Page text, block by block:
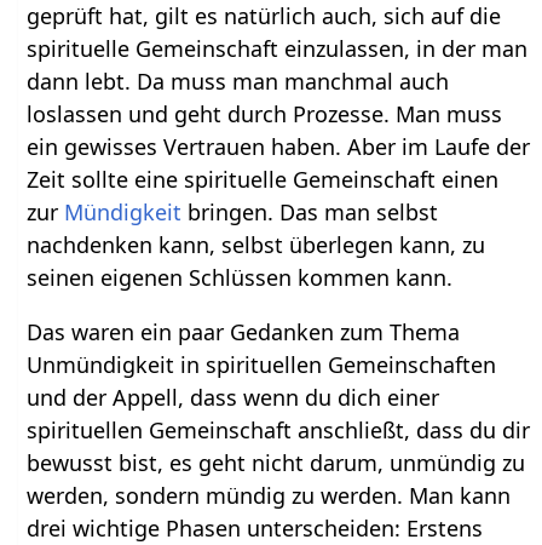
geprüft hat, gilt es natürlich auch, sich auf die
spirituelle Gemeinschaft einzulassen, in der man
dann lebt. Da muss man manchmal auch
loslassen und geht durch Prozesse. Man muss
ein gewisses Vertrauen haben. Aber im Laufe der
Zeit sollte eine spirituelle Gemeinschaft einen
zur Mündigkeit bringen. Das man selbst
nachdenken kann, selbst überlegen kann, zu
seinen eigenen Schlüssen kommen kann.
Das waren ein paar Gedanken zum Thema
Unmündigkeit in spirituellen Gemeinschaften
und der Appell, dass wenn du dich einer
spirituellen Gemeinschaft anschließt, dass du dir
bewusst bist, es geht nicht darum, unmündig zu
werden, sondern mündig zu werden. Man kann
drei wichtige Phasen unterscheiden: Erstens